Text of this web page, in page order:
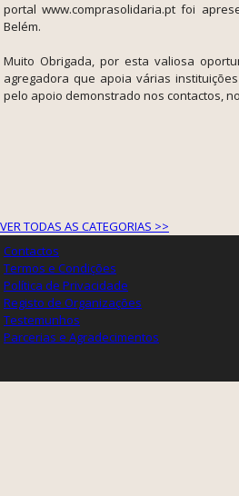
portal www.comprasolidaria.pt foi
Belém.
Muito Obrigada, por esta valiosa
agregadora que apoia várias
pelo apoio demonstrado nos contactos,
VER TODAS AS CATEGORIAS >>
Contactos
Termos e Condições
Política de Privacidade
Registo de Organizações
Testemunhos
Parcerias e Agradecimentos